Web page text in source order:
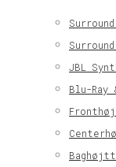
JBL
Blu-Ray